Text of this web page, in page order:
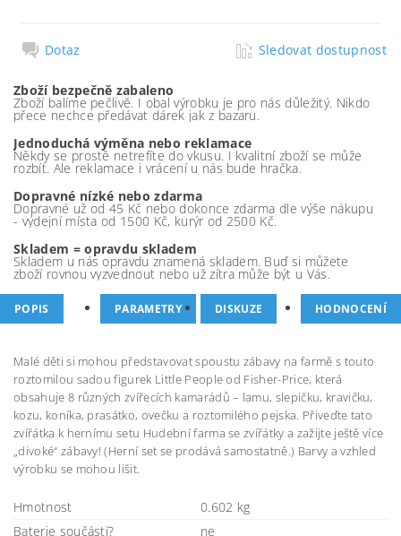
Dotaz Sledovat dostupnost
Zboží bezpečně zabaleno
Zboží balíme pečlivě. I obal výrobku je pro nás důležitý. Nikdo
přece nechce předávat dárek jak z bazaru.
Jednoduchá výměna nebo reklamace
Někdy se prostě netrefíte do vkusu. I kvalitní zboží se může
rozbít. Ale reklamace i vrácení u nás bude hračka.
Dopravné nízké nebo zdarma
Dopravné už od 45 Kč nebo dokonce zdarma dle výše nákupu
- výdejní místa od 1500 Kč, kurýr od 2500 Kč.
Skladem = opravdu skladem
Skladem u nás opravdu znamená skladem. Buď si můžete
zboží rovnou vyzvednout nebo už zítra může být u Vás.
POPIS PARAMETRY DISKUZE HODNOCENÍ
Malé děti si mohou představovat spoustu zábavy na farmě s touto
roztomilou sadou figurek Little People od Fisher-Price, která
obsahuje 8 různých zvířecích kamarádů – lamu, slepičku, kravičku,
kozu, koníka, prasátko, ovečku a roztomilého pejska. Přiveďte tato
zvířátka k hernímu setu Hudební farma se zvířátky a zažijte ještě více
„divoké“ zábavy! (Herní set se prodává samostatně.) Barvy a vzhled
výrobku se mohou lišit.
Hmotnost
0.602 kg
Baterie součástí?
ne